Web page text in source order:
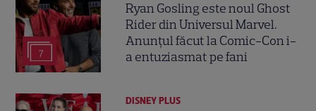
7
Ryan Gosling este noul Ghost
Rider din Universul Marvel.
Anunțul făcut la Comic-Con i-
a entuziasmat pe fani
DISNEY PLUS